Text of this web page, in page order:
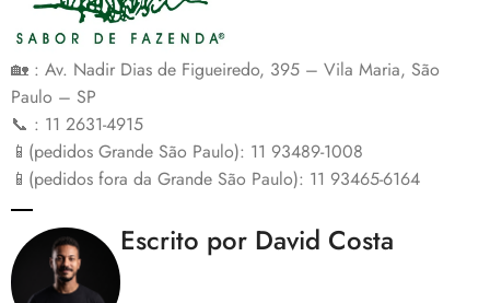
🏡 : Av. Nadir Dias de Figueiredo, 395 – Vila Maria, São
Paulo – SP
📞 : 11 2631-4915
📱(pedidos Grande São Paulo): 11 93489-1008
📱(pedidos fora da Grande São Paulo): 11 93465-6164
Escrito por David Costa